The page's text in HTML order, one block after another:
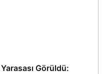
Görüldü: